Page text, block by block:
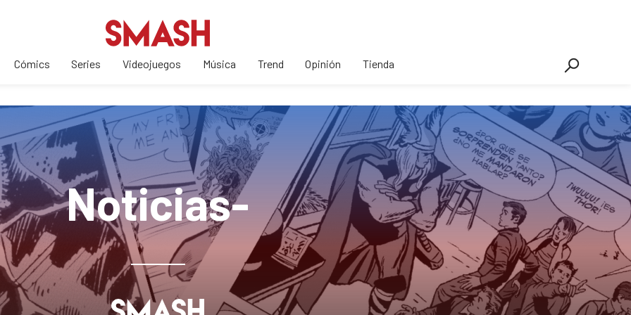
Cómics Series Videojuegos Música Trend Opinión Tienda
Noticias-